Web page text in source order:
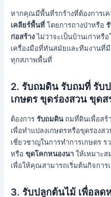
หากคุณมีพื้นที่รกร้างที่ต้องการเ
เคลียร์พื้นที่ โดยการถางป่าหรือ
ก่อสร้างไม่ว่าจะเป็นบ้านเก่าหรือ
เครื่องมือที่ทันสมัยและทีมงานที่
ทุกสภาพพื้นที่
2. รับถมดิน รับถมที่ รับ
เกษตร ขุดร่องสวน ขุด
ต้องการรับถมดินถมที่ดินเพื่อสร้
เพื่อทำแปลงเกษตรหรือขุดร่องส
เชี่ยวชาญในการทำการเกษตร ร
หรือขุดโคกหนองนา ให้เหมาะ
เพื่อให้คุณสามารถเริ่มต้นกิจการ
3. รับปลูกต้นไม้ เพื่อลด